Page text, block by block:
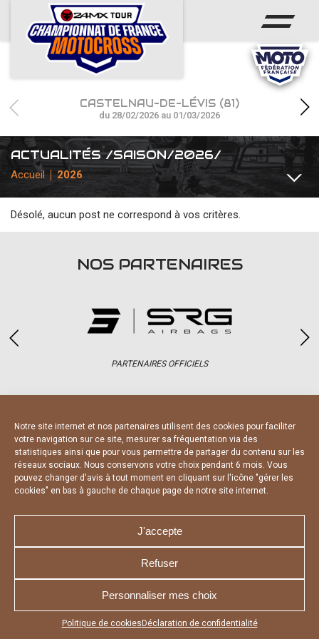
Notre site internet et nos partenaires utilisent des cookies pour faciliter
votre navigation sur ce site, mesurer sa fréquentation via des
statistiques ainsi que pour vous permettre de partager du contenu sur les
réseaux sociaux. Nous conservons votre choix pendant 6 mois. Vous
pouvez changer d'avis à tout moment en cliquant sur l'icône "gérer les
cookies" en bas à gauche de chaque page de notre site internet.
J'accepte
Refuser
Personnaliser mes choix
Politique de cookies Déclaration de confidentialité
Appuyez sur le bouton partager en bas de votre
ACCUEIL
ACTUS
CALENDRIER
RÉSULTATS
PHOTOS / WEB TV
CHAMPIONNAT
PARTENAIRES
accéder à la billetterie
CASTELNAU-DE-LÉVIS (81)
du 28/02/2026 au 01/03/2026
ACTUALITÉS /SAISON/2026/
Accueil 2026
Désolé, aucun post ne correspond à vos critères.
NOS PARTENAIRES
PARTENAIRES OFFICIELS
NOUS CONTACTER
MENTIONS LÉGALES
CHARTE DE CONFIDENTIALITÉ
DÉCLARATION DE CONFIDENTIALITÉ
RÉALISÉ PAR L’AGENCE WEB A3 WEB